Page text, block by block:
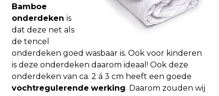
Bamboe
onderdeken is
dat deze net als
de tencel
onderdeken goed wasbaar is. Ook voor kinderen
is deze onderdeken daarom ideaal! Ook deze
onderdeken van ca. 2 á 3 cm heeft een goede
vochtregulerende werking. Daarom zouden wij